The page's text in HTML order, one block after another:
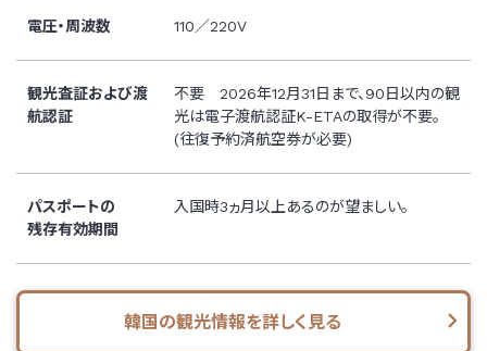
電圧・周波数 110／220V
観光査証および渡
航認証
不要 2026年12月31日まで、90日以内の観
光は電子渡航認証K-ETAの取得が不要。
(往復予約済航空券が必要)
パスポートの
残存有効期間
入国時3ヵ月以上あるのが望ましい。
韓国の観光情報を詳しく見る